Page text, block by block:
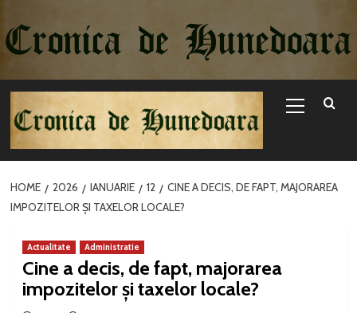
la
conținut
Menu
HOME 2026 IANUARIE 12
CINE A DECIS, DE FAPT, MAJORAREA
IMPOZITELOR ȘI TAXELOR LOCALE?
Actualitate Administratie
Cine a decis, de fapt, majorarea
impozitelor și taxelor locale?